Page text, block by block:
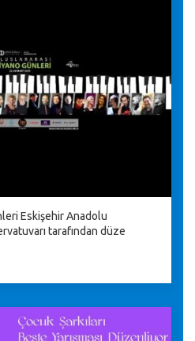
Eskişehir Anadolu
tarafından düze